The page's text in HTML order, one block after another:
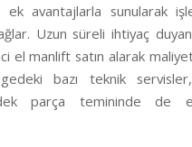
ek avantajlarla sunularak
Uzun süreli ihtiyaç
el manlift satın alarak
bazı teknik
parça temininde de